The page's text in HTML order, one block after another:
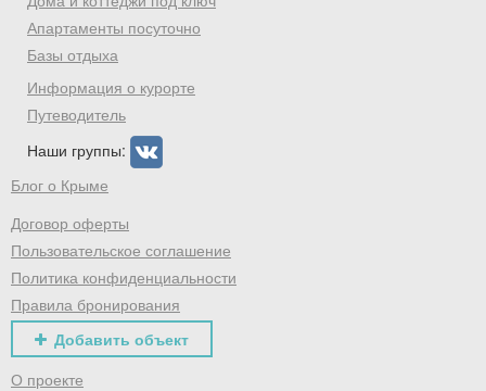
Апартаменты посуточно
Базы отдыха
Информация о курорте
Путеводитель
Наши группы:
Блог о Крыме
Договор оферты
Пользовательское соглашение
Политика конфиденциальности
Правила бронирования
Добавить объект
О проекте